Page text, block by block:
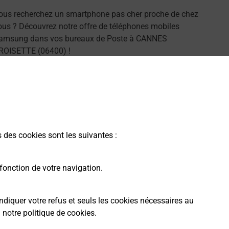
cookies sont les suivantes :
de votre navigation.
votre refus et seuls les cookies nécessaires au
notre politique de cookies.
recherchez un smartphone pas cher proche de chez
? Découvrez notre offre de téléphones mobiles
dans vos bureaux de Poste à CANNES
(06400) !